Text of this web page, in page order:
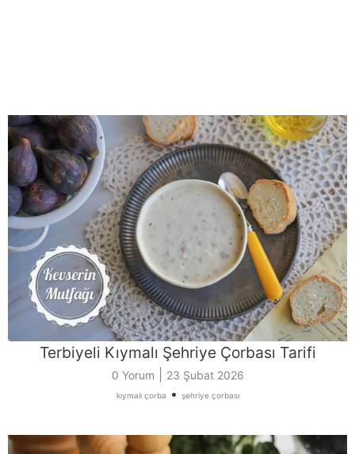
Terbiyeli Kıymalı Şehriye Çorbası Tarifi
0 Yorum 23 Şubat 2026
kıymalı çorba • şehriye çorbası